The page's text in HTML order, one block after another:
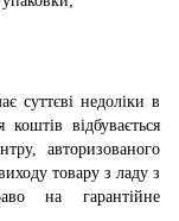
недоліки в
відбувається
авторизованого
товару з ладу з
на гарантійне